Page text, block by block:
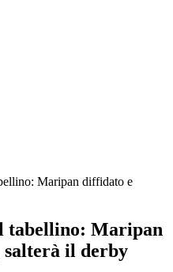
Maripan diffidato e
tabellino: Maripan
il derby